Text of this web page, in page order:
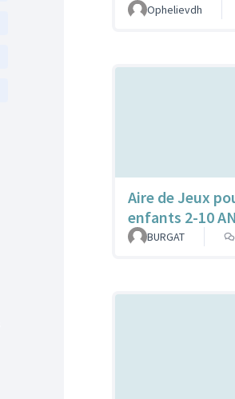
Ophelievdh
Aire de Jeux
enfants 2-10
BURGAT